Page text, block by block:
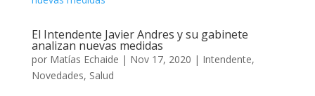
El Intendente Javier Andres y su gabinete
analizan nuevas medidas
por Matías Echaide | Nov 17, 2020 | Intendente,
Novedades, Salud